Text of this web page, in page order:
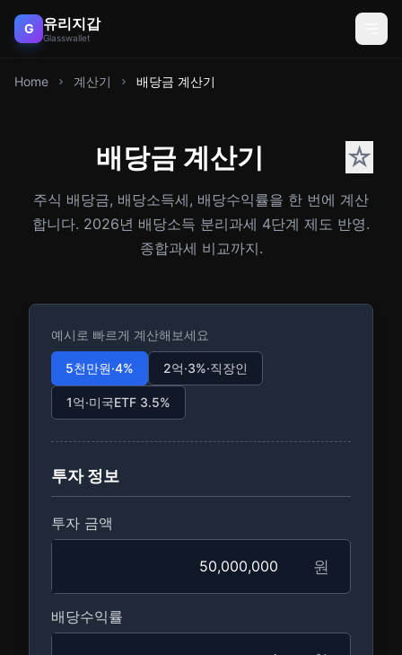
G 유리지갑
Glasswallet
Home 계산기 배당금 계산기
배당금 계산기 ☆
주식 배당금, 배당소득세, 배당수익률을 한 번에 계산
합니다. 2026년 배당소득 분리과세 4단계 제도 반영.
종합과세 비교까지.
예시로 빠르게 계산해보세요
5천만원·4% 2억·3%·직장인
1억·미국ETF 3.5%
투자 정보
투자 금액
원
배당수익률